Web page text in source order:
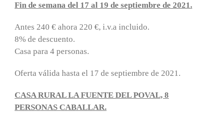
Fin de semana del 17 al 19 de septiembre de 2021.
Antes 240 € ahora 220 €, i.v.a incluido.
8% de descuento.
Casa para 4 personas.
Oferta válida hasta el 17 de septiembre de 2021.
CASA RURAL LA FUENTE DEL POVAL, 8
PERSONAS CABALLAR.